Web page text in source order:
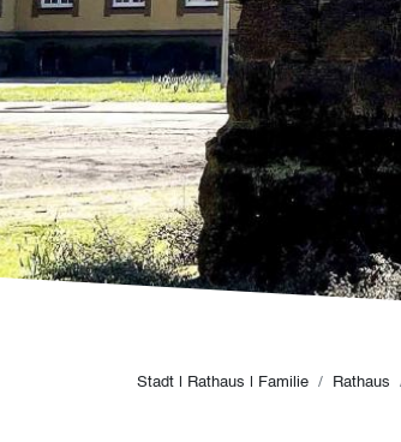
Pfadnavigation
Stadt | Rathaus | Familie Rathaus